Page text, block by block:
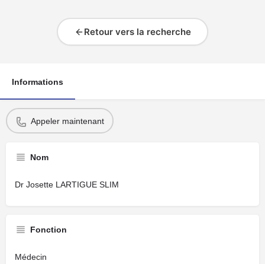
Retour vers la recherche
Informations
Appeler maintenant
Nom
Dr Josette LARTIGUE SLIM
Fonction
Médecin